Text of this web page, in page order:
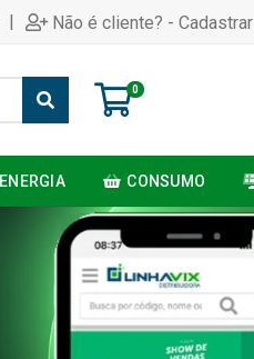
| Não é cliente? - Cadastrar
0
ENERGIA CONSUMO